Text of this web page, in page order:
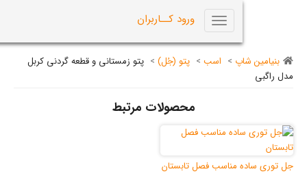
ورود کــاربران
> اسب > پتو (جُل) > پتو زمستانی و قطعه گردنی کربل
محصولات مرتبط
مناسب فصل تابستان